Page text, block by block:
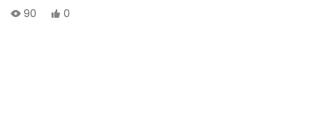
espacios comerciales, con una durabilidad y resistencia a
90 0